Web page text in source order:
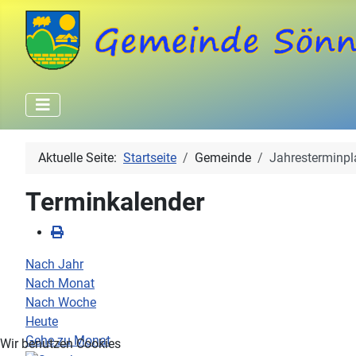
Aktuelle Seite: Startseite Gemeinde
Terminkalender
Nach Jahr
Nach Monat
Nach Woche
Heute
Gehe zu Monat
Wir benutzen Cookies